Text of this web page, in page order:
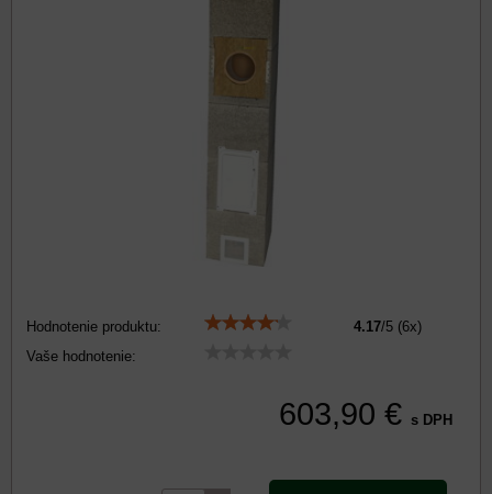
Hodnotenie produktu: 4.17/5 (6x)
Vaše hodnotenie:
603,90 € s DPH